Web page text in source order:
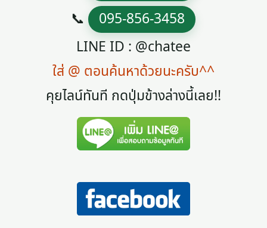
📞 095-856-3458
LINE ID : @chatee
ใส่ @ ตอนค้นหาด้วยนะครับ^^
คุยไลน์ทันที กดปุ่มข้างล่างนี้เลย!!